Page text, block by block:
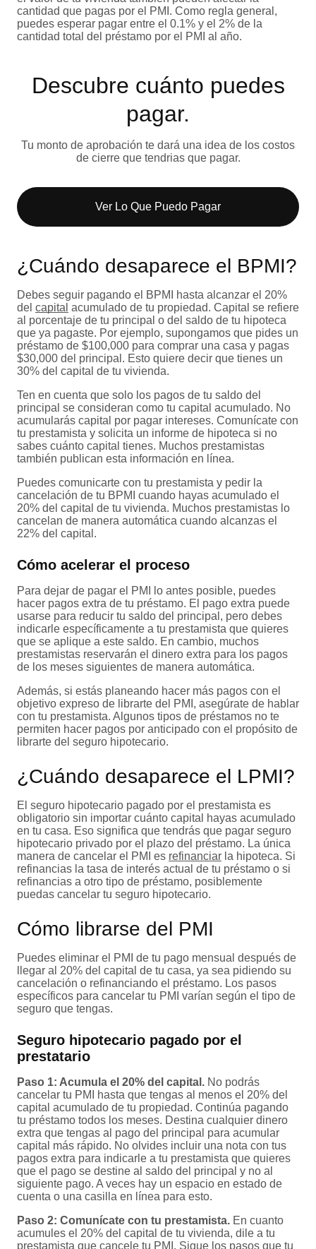
cantidad que pagas por el PMI. Como regla general,
puedes esperar pagar entre el 0.1% y el 2% de la
cantidad total del préstamo por el PMI al año.
Descubre cuánto puedes
pagar.
Tu monto de aprobación te dará una idea de los costos
de cierre que tendrias que pagar.
Ver Lo Que Puedo Pagar​
¿Cuándo desaparece el BPMI?
Debes seguir pagando el BPMI hasta alcanzar el 20%
del capital acumulado de tu propiedad. Capital se refiere
al porcentaje de tu principal o del saldo de tu hipoteca
que ya pagaste. Por ejemplo, supongamos que pides un
préstamo de $100,000 para comprar una casa y pagas
$30,000 del principal. Esto quiere decir que tienes un
30% del capital de tu vivienda.
Ten en cuenta que solo los pagos de tu saldo del
principal se consideran como tu capital acumulado. No
acumularás capital por pagar intereses. Comunícate con
tu prestamista y solicita un informe de hipoteca si no
sabes cuánto capital tienes. Muchos prestamistas
también publican esta información en línea.
Puedes comunicarte con tu prestamista y pedir la
cancelación de tu BPMI cuando hayas acumulado el
20% del capital de tu vivienda. Muchos prestamistas lo
cancelan de manera automática cuando alcanzas el
22% del capital.
Cómo acelerar el proceso
Para dejar de pagar el PMI lo antes posible, puedes
hacer pagos extra de tu préstamo. El pago extra puede
usarse para reducir tu saldo del principal, pero debes
indicarle específicamente a tu prestamista que quieres
que se aplique a este saldo. En cambio, muchos
prestamistas reservarán el dinero extra para los pagos
de los meses siguientes de manera automática.
Además, si estás planeando hacer más pagos con el
objetivo expreso de librarte del PMI, asegúrate de hablar
con tu prestamista. Algunos tipos de préstamos no te
permiten hacer pagos por anticipado con el propósito de
librarte del seguro hipotecario.
¿Cuándo desaparece el LPMI?
El seguro hipotecario pagado por el prestamista es
obligatorio sin importar cuánto capital hayas acumulado
en tu casa. Eso significa que tendrás que pagar seguro
hipotecario privado por el plazo del préstamo. La única
manera de cancelar el PMI es refinanciar la hipoteca. Si
refinancias la tasa de interés actual de tu préstamo o si
refinancias a otro tipo de préstamo, posiblemente
puedas cancelar tu seguro hipotecario.
Cómo librarse del PMI
Puedes eliminar el PMI de tu pago mensual después de
llegar al 20% del capital de tu casa, ya sea pidiendo su
cancelación o refinanciando el préstamo. Los pasos
específicos para cancelar tu PMI varían según el tipo de
seguro que tengas.
Seguro hipotecario pagado por el
prestatario
Paso 1: Acumula el 20% del capital. No podrás
cancelar tu PMI hasta que tengas al menos el 20% del
capital acumulado de tu propiedad. Continúa pagando
tu préstamo todos los meses. Destina cualquier dinero
extra que tengas al pago del principal para acumular
capital más rápido. No olvides incluir una nota con tus
pagos extra para indicarle a tu prestamista que quieres
que el pago se destine al saldo del principal y no al
siguiente pago. A veces hay un espacio en estado de
cuenta o una casilla en línea para esto.
Paso 2: Comunícate con tu prestamista. En cuanto
acumules el 20% del capital de tu vivienda, dile a tu
prestamista que cancele tu PMI. Sigue los pasos que tu